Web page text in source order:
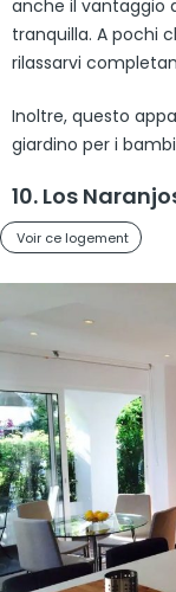
anche il vantaggio
tranquilla. A pochi
rilassarvi
Inoltre, questo
giardino per i
10. Los
Voir ce logement